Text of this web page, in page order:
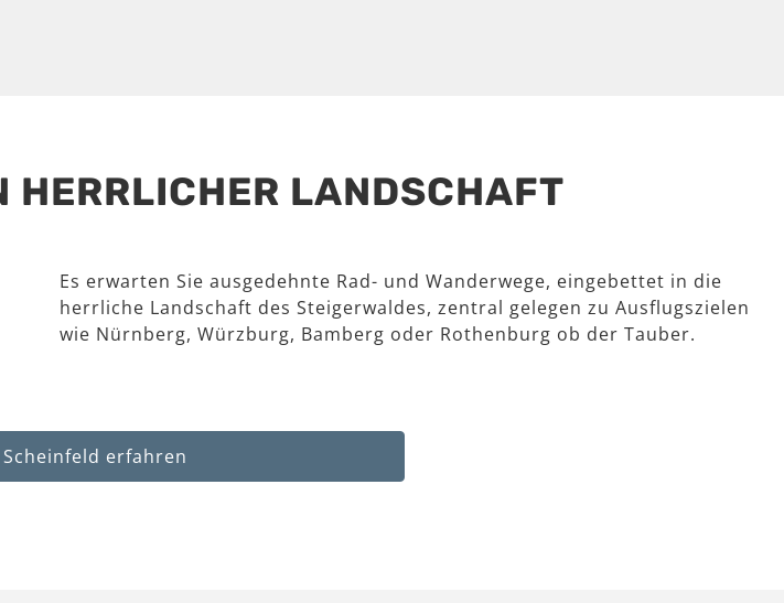
HERRLICHER LANDSCHAFT
Es erwarten Sie ausgedehnte Rad- und Wanderwege, eingebettet in die
herrliche Landschaft des Steigerwaldes, zentral gelegen zu Ausflugszielen
wie Nürnberg, Würzburg, Bamberg oder Rothenburg ob der Tauber.
erfahren